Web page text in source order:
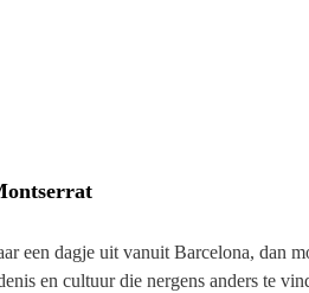
een dagje uit vanuit Barcelona, dan
en cultuur die nergens anders te